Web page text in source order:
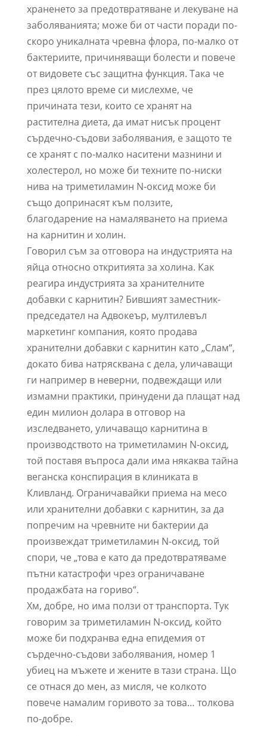
храненето за предотвратяване и лекуване на
заболяванията; може би от части поради по-
скоро уникалната чревна флора, по-малко от
бактериите, причиняващи болести и повече
от видовете със защитна функция. Така че
през цялото време си мислехме, че
причината тези, които се хранят на
растителна диета, да имат нисък процент
сърдечно-съдови заболявания, е защото те
се хранят с по-малко наситени мазнини и
холестерол, но може би техните по-ниски
нива на триметиламин N-оксид може би
също допринасят към ползите,
благодарение на намаляването на приема
на карнитин и холин.
Говорил съм за отговора на индустрията на
яйца относно откритията за холина. Как
реагира индустрията за хранителните
добавки с карнитин? Бившият заместник-
председател на Адвокеър, мултилевъл
маркетинг компания, която продава
хранителни добавки с карнитин като „Слам“,
докато бива натрясквана с дела, уличаващи
ги например в неверни, подвеждащи или
измамни практики, принудени да плащат над
един милион долара в отговор на
изследването, уличаващо карнитина в
производството на триметиламин N-оксид,
той поставя въпроса дали има някаква тайна
веганска конспирация в клиниката в
Кливланд. Ограничавайки приема на месо
или хранителни добавки с карнитин, за да
попречим на чревните ни бактерии да
произвеждат триметиламин N-оксид, той
спори, че „това е като да предотвратяваме
пътни катастрофи чрез ограничаване
продажбата на гориво“.
Хм, добре, но има ползи от транспорта. Тук
говорим за триметиламин N-оксид, който
може би подхранва една епидемия от
сърдечно-съдови заболявания, номер 1
убиец на мъжете и жените в тази страна. Що
се отнася до мен, аз мисля, че колкото
повече намалим горивото за това… толкова
по-добре.